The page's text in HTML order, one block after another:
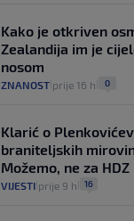
Kako je otkriven
Zealandija im je
nosom
ZNANOST prije 16 h 0
Klarić o
braniteljskih
Možemo, ne za HDZ
VIJESTI prije 9 h 16